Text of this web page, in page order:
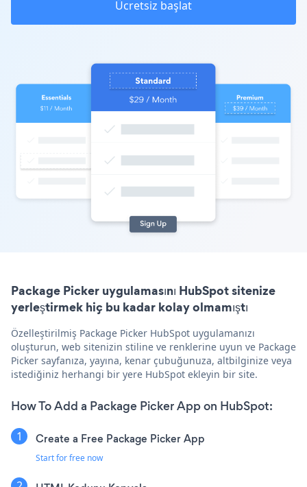
Ücretsiz başlat
Package Picker uygulamasını HubSpot sitenize
yerleştirmek hiç bu kadar kolay olmamıştı
Özelleştirilmiş Package Picker HubSpot uygulamanızı
oluşturun, web sitenizin stiline ve renklerine uyun ve Package
Picker sayfanıza, yayına, kenar çubuğunuza, altbilginize veya
istediğiniz herhangi bir yere HubSpot ekleyin bir site.
How To Add a Package Picker App on HubSpot:
Create a Free Package Picker App
Start for free now